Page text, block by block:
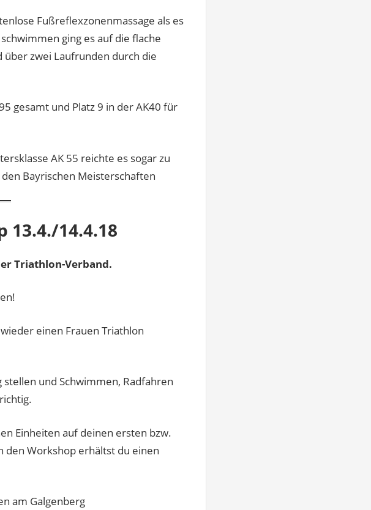
Fußreflexzonenmassage als es
ging es auf die flache
über zwei Laufrunden durch die
gesamt und Platz 9 in der AK40 für
AK 55 reichte es sogar zu
Bayrischen Meisterschaften
13.4./14.4.18
Triathlon-Verband.
einen Frauen Triathlon
und Schwimmen, Radfahren
Einheiten auf deinen ersten bzw.
den Workshop erhältst du einen
am Galgenberg